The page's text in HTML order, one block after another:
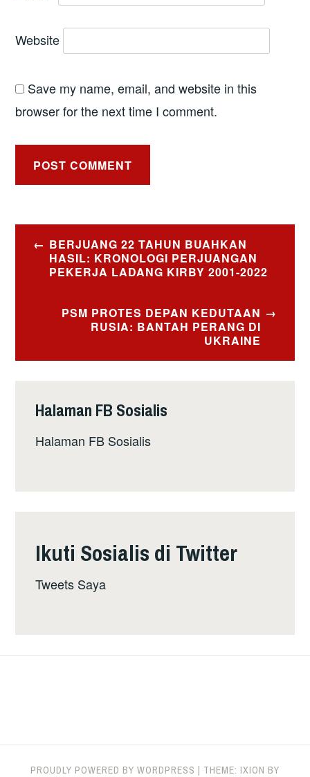
Website
Save my name, email, and website in this
browser for the next time I comment.
Post
navigation
BERJUANG 22 TAHUN BUAHKAN
HASIL: KRONOLOGI PERJUANGAN
PEKERJA LADANG KIRBY 2001-2022
PSM PROTES DEPAN KEDUTAAN
RUSIA: BANTAH PERANG DI
UKRAINE
Halaman FB Sosialis
Halaman FB Sosialis
Ikuti Sosialis di Twitter
Tweets Saya
PROUDLY POWERED BY WORDPRESS | THEME: IXION BY